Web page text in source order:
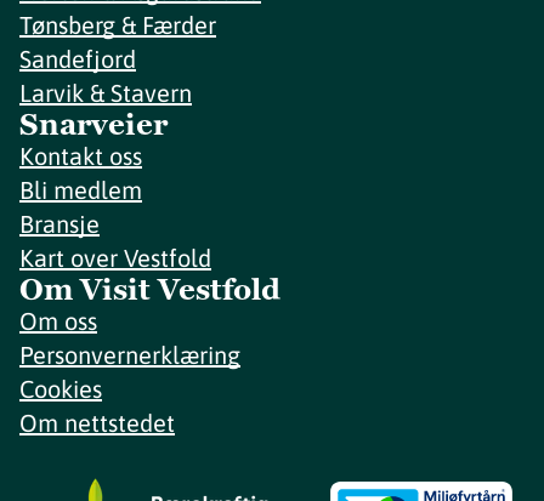
Tønsberg & Færder
Sandefjord
Larvik & Stavern
Snarveier
Kontakt oss
Bli medlem
Bransje
Kart over Vestfold
Om Visit Vestfold
Om oss
Personvernerklæring
Cookies
Om nettstedet